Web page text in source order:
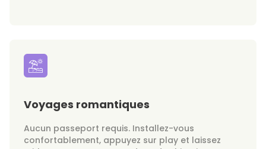
Voyages romantiques
Aucun passeport requis. Installez-vous
confortablement, appuyez sur play et laissez